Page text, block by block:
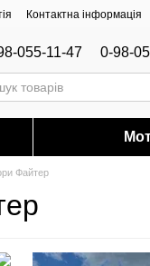
Контактна інформація
055-11-47 0-98-
Файтер